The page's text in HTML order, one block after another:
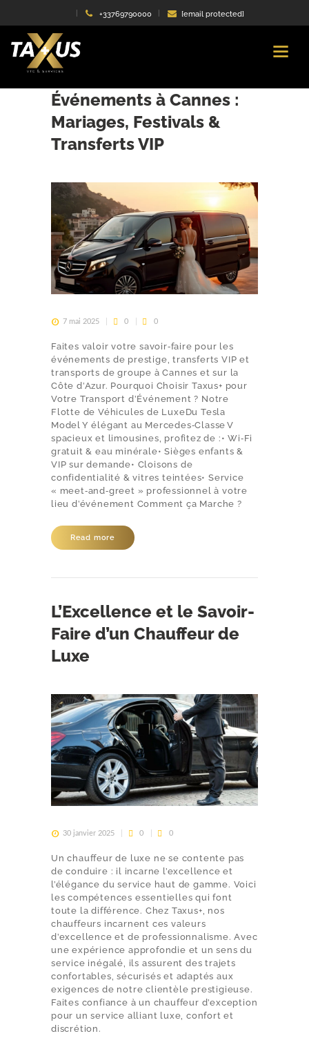
+33769790000 [email protected]
Transport de Luxe pour
Événements à Cannes :
Mariages, Festivals &
Transferts VIP
7 mai 2025 0 0
Faites valoir votre savoir‑faire pour les
événements de prestige, transferts VIP et
transports de groupe à Cannes et sur la
Côte d’Azur. Pourquoi Choisir Taxus+ pour
Votre Transport d’Événement ? Notre
Flotte de Véhicules de LuxeDu Tesla
Model Y élégant au Mercedes‑Classe V
spacieux et limousines, profitez de :• Wi‑Fi
gratuit & eau minérale• Sièges enfants &
VIP sur demande• Cloisons de
confidentialité & vitres teintées• Service
« meet‑and‑greet » professionnel à votre
lieu d’événement Comment ça Marche ?
Read more
L’Excellence et le Savoir-
Faire d’un Chauffeur de
Luxe
30 janvier 2025 0 0
Un chauffeur de luxe ne se contente pas
de conduire : il incarne l’excellence et
l’élégance du service haut de gamme. Voici
les compétences essentielles qui font
toute la différence. Chez Taxus+, nos
chauffeurs incarnent ces valeurs
d’excellence et de professionnalisme. Avec
une expérience approfondie et un sens du
service inégalé, ils assurent des trajets
confortables, sécurisés et adaptés aux
exigences de notre clientèle prestigieuse.
Faites confiance à un chauffeur d’exception
pour un service alliant luxe, confort et
discrétion.